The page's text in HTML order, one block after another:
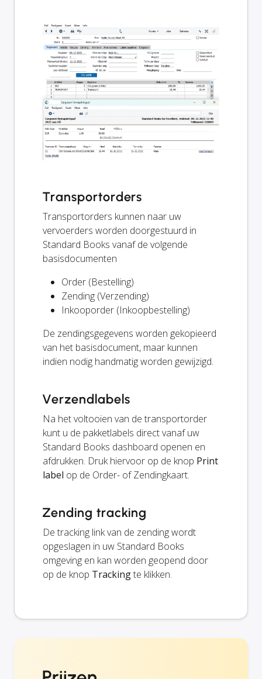
Transportorders
Transportorders kunnen naar uw
vervoerders worden doorgestuurd in
Standard Books vanaf de volgende
basisdocumenten
Order (Bestelling)
Zending (Verzending)
Inkooporder (Inkoopbestelling)
De zendingsgegevens worden gekopieerd
van het basisdocument, maar kunnen
indien nodig handmatig worden gewijzigd.
Verzendlabels
Na het voltooien van de transportorder
kunt u de pakketlabels direct vanaf uw
Standard Books dashboard openen en
afdrukken. Druk hiervoor op de knop Print
label op de Order- of Zendingkaart.
Zending tracking
De tracking link van de zending wordt
opgeslagen in uw Standard Books
omgeving en kan worden geopend door
op de knop Trackingte klikken.